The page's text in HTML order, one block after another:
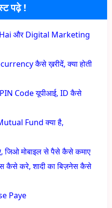
पढ़े !
और Digital Marketing
कैसे ख़रीदें, क्या होती
Code यूपीआई, ID कैसे
Fund क्या है,
मोबाइल से पैसे कैसे कमाए
कैसे करे, शादी का बिज़नेस कैसे
Paye